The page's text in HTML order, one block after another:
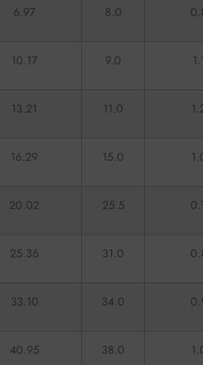
6.97 8.0
10.17 9.0
13.21 11.0
16.29 15.0
20.02 25.5
25.36 31.0
33.10 34.0
40.95 38.0